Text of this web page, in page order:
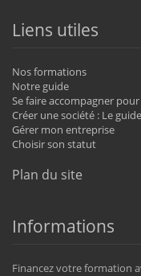
Liens utiles
Nos formations
Notre guide
Se faire accompagner
Créer une société : Le
Gérer mon entreprise
Choisir son statut
Plan du site
Informations
Financez votre formation